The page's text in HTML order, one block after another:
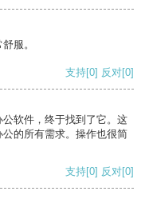
服。
支持[0] 反对[0]
软件，终于找到了它。这
的所有需求。操作也很简
支持[0] 反对[0]